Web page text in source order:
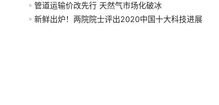
管道运输价改先行 天然气市场化破冰
新鲜出炉！两院院士评出2020中国十大科技进展